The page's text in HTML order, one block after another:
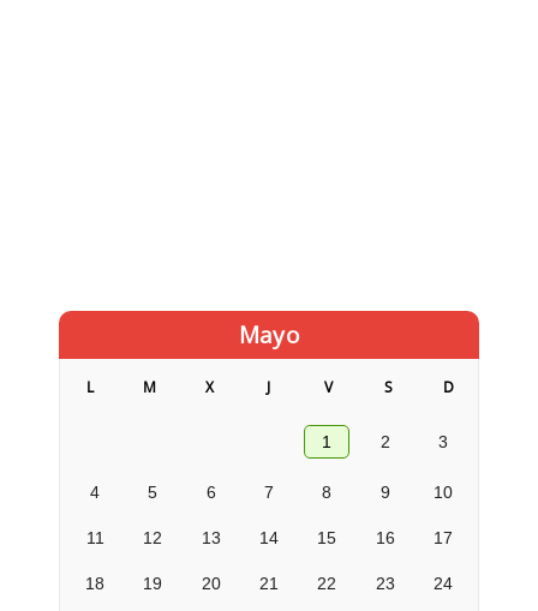
Mayo
L M X J V S D
1 2 3
4 5 6 7 8 9 10
11 12 13 14 15 16 17
18 19 20 21 22 23 24